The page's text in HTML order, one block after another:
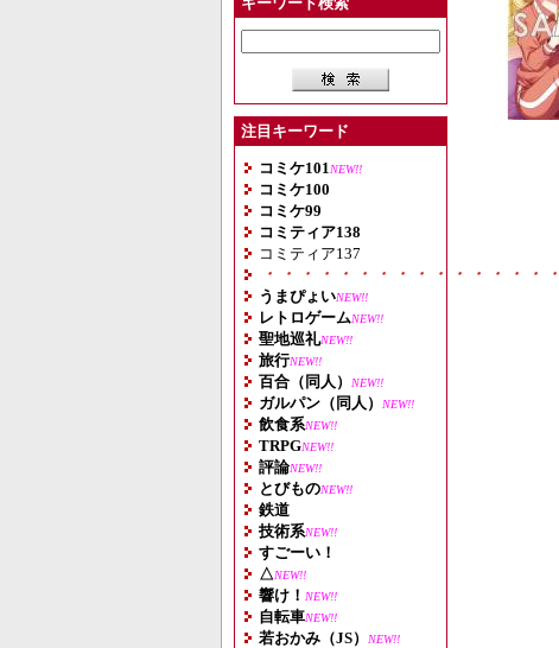
注目キーワード
コミケ101 NEW!!
コミケ100
コミケ99
コミティア138
コミティア137
・・・・・・・・・・・・・・・
うまぴょいNEW!!
レトロゲームNEW!!
聖地巡礼NEW!!
旅行NEW!!
百合（同人） NEW!!
ガルパン（同人） NEW!!
飲食系NEW!!
TRPGNEW!!
評論NEW!!
とびものNEW!!
鉄道
技術系NEW!!
すごーい！
△NEW!!
響け！ NEW!!
自転車NEW!!
若おかみ（JS） NEW!!